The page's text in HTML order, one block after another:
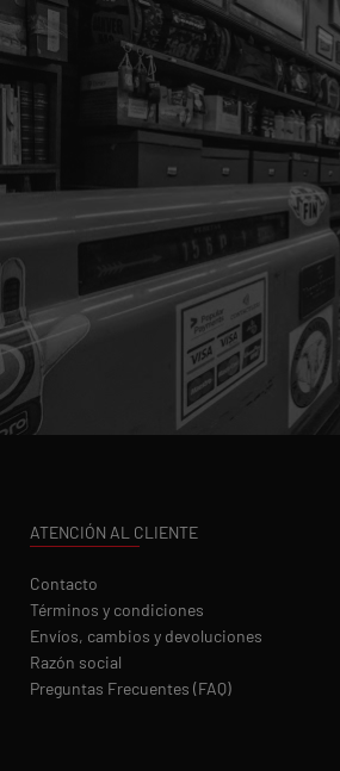
ATENCIÓN AL CLIENTE
Contacto
Términos y condiciones
Envíos, cambios y devoluciones
Razón social
Preguntas Frecuentes (FAQ)